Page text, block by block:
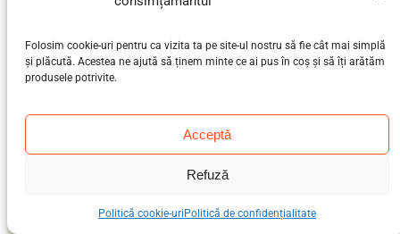
Folosim cookie-uri pentru ca vizita ta pe site-ul nostru să fie cât mai simplă
și plăcută. Acestea ne ajută să ținem minte ce ai pus în coș și să îți arătăm
produsele potrivite.
Acceptă
Refuză
Politică cookie-uri Politică de confidențialitate
ISOFIX / centură